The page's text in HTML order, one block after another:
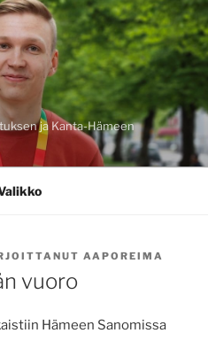
ja Kanta-Hämeen
AAPOREIMA
vuoro
Hämeen Sanomissa